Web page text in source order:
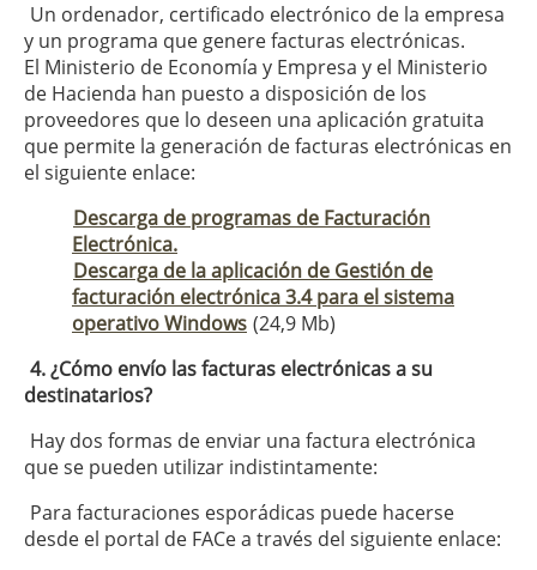
Un ordenador, certificado electrónico de la empresa
y un programa que genere facturas electrónicas.
El Ministerio de Economía y Empresa y el Ministerio
de Hacienda han puesto a disposición de los
proveedores que lo deseen una aplicación gratuita
que permite la generación de facturas electrónicas en
el siguiente enlace:
Descarga de programas de Facturación
Electrónica.
Descarga de la aplicación de Gestión de
facturación electrónica 3.4 para el sistema
operativo Windows (24,9 Mb)
4. ¿Cómo envío las facturas electrónicas a su
destinatarios?
Hay dos formas de enviar una factura electrónica
que se pueden utilizar indistintamente:
Para facturaciones esporádicas puede hacerse
desde el portal de FACe a través del siguiente enlace: